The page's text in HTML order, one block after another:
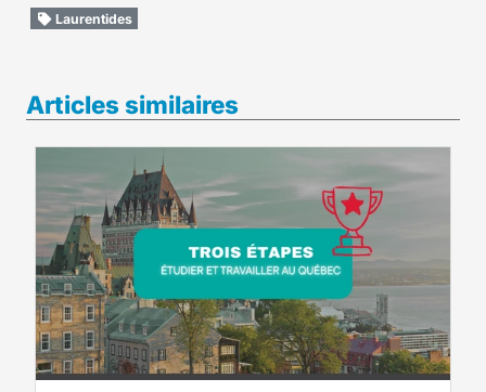
Laurentides
Articles similaires